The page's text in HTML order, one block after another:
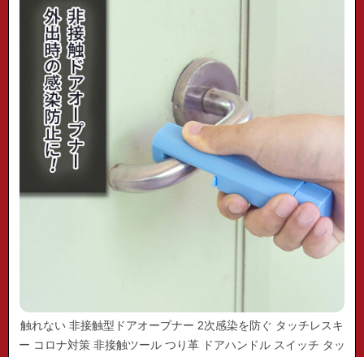
触れない 非接触型ドアオープナー 2次感染を防ぐ タッチレスキ
ー コロナ対策 非接触ツール つり革 ドアハンドル スイッチ タッ